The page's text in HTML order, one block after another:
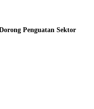
Penguatan Sektor